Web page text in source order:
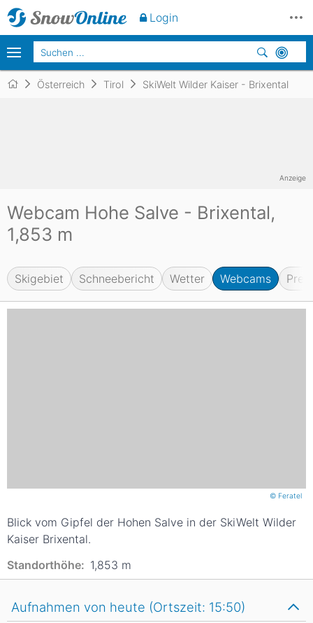
Österreich Tirol SkiWelt Wilder Kaiser - Brixental
Webcam Hohe Salve - Brixental,
1,853 m
Skigebiet Schneebericht Wetter Webcams
© Feratel
Blick vom Gipfel der Hohen Salve in der SkiWelt Wilder
Kaiser Brixental.
Standorthöhe: 1,853 m
Aufnahmen von heute (Ortszeit: 15:50)
Anzeige
Login